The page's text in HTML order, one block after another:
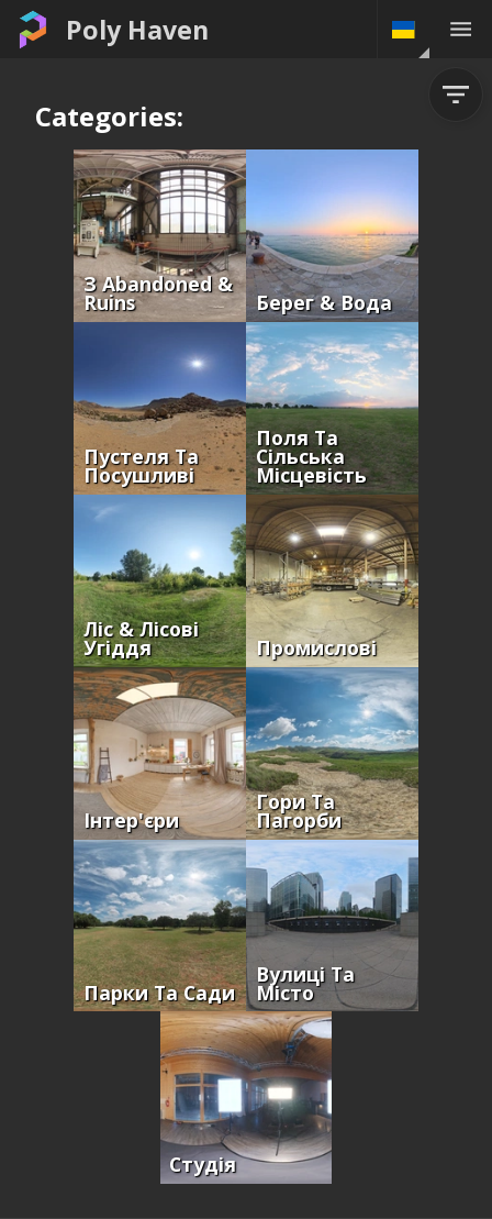
Poly Haven
Categories:
З Abandoned &
Ruins Берег & Вода
Пустеля Та
Посушливі
Поля Та
Сільська
Місцевість
Ліс & Лісові
Угіддя Промислові
Інтер'єри
Гори Та
Пагорби
Парки Та Сади
Вулиці Та
Місто
Студія